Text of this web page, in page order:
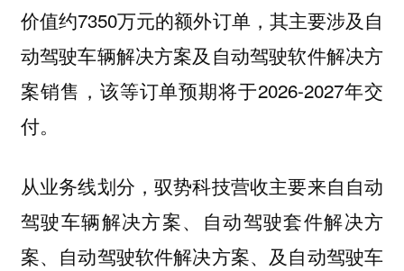
价值约7350万元的额外订单，其主要涉及自
动驾驶车辆解决方案及自动驾驶软件解决方
案销售，该等订单预期将于2026-2027年交
付。
从业务线划分，驭势科技营收主要来自自动
驾驶车辆解决方案、自动驾驶套件解决方
案、自动驾驶软件解决方案、及自动驾驶车